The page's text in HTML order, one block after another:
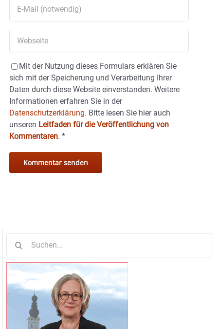
Mit der Nutzung dieses Formulars erklären Sie
sich mit der Speicherung und Verarbeitung Ihrer
Daten durch diese Website einverstanden. Weitere
Informationen erfahren Sie in der
Datenschutzerklärung. Bitte lesen Sie hier auch
unseren Leitfaden für die Veröffentlichung von
Kommentaren. *
nach: